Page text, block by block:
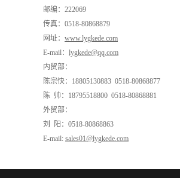
邮编：222069
传真：0518-80868879
网址： www.lygkede.com
E-mail： lygkede@qq.com
内贸部：
陈宗快：18805130883 0518-80868877
陈 帅：18795518800 0518-80868881
外贸部：
刘 阳：0518-80868863
E-mail: sales01@lygkede.com